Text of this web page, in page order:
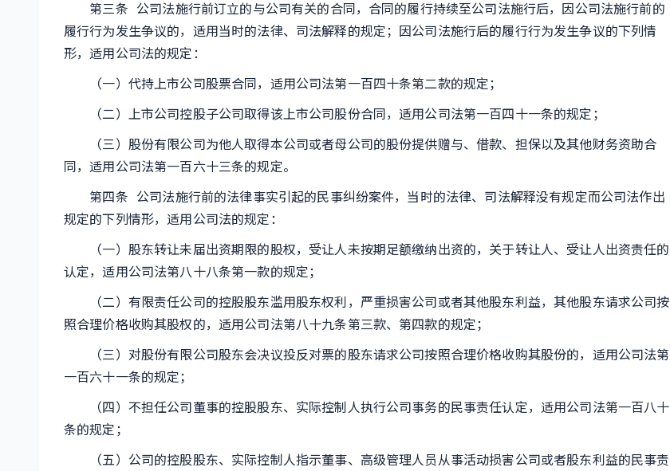
第三条 公司法施行前订立的与公司有关的合同，合同的履行持续至公司法施行后，因公司法施行前的
履行行为发生争议的，适用当时的法律、司法解释的规定；因公司法施行后的履行行为发生争议的下列情
形，适用公司法的规定：
（一）代持上市公司股票合同，适用公司法第一百四十条第二款的规定；
（二）上市公司控股子公司取得该上市公司股份合同，适用公司法第一百四十一条的规定；
（三）股份有限公司为他人取得本公司或者母公司的股份提供赠与、借款、担保以及其他财务资助合
同，适用公司法第一百六十三条的规定。
第四条 公司法施行前的法律事实引起的民事纠纷案件，当时的法律、司法解释没有规定而公司法作出
规定的下列情形，适用公司法的规定：
（一）股东转让未届出资期限的股权，受让人未按期足额缴纳出资的，关于转让人、受让人出资责任的
认定，适用公司法第八十八条第一款的规定；
（二）有限责任公司的控股股东滥用股东权利，严重损害公司或者其他股东利益，其他股东请求公司按
照合理价格收购其股权的，适用公司法第八十九条第三款、第四款的规定；
（三）对股份有限公司股东会决议投反对票的股东请求公司按照合理价格收购其股份的，适用公司法第
一百六十一条的规定；
（四）不担任公司董事的控股股东、实际控制人执行公司事务的民事责任认定，适用公司法第一百八十
条的规定；
（五）公司的控股股东、实际控制人指示董事、高级管理人员从事活动损害公司或者股东利益的民事责